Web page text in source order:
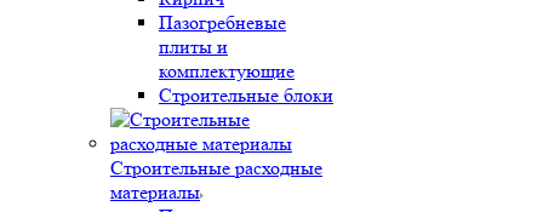
Пазогребневые
плиты и
комплектующие
Строительные блоки
Строительные расходные
материалы